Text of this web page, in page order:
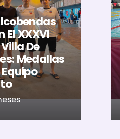
El XXXVI
De
Medallas
Equipo